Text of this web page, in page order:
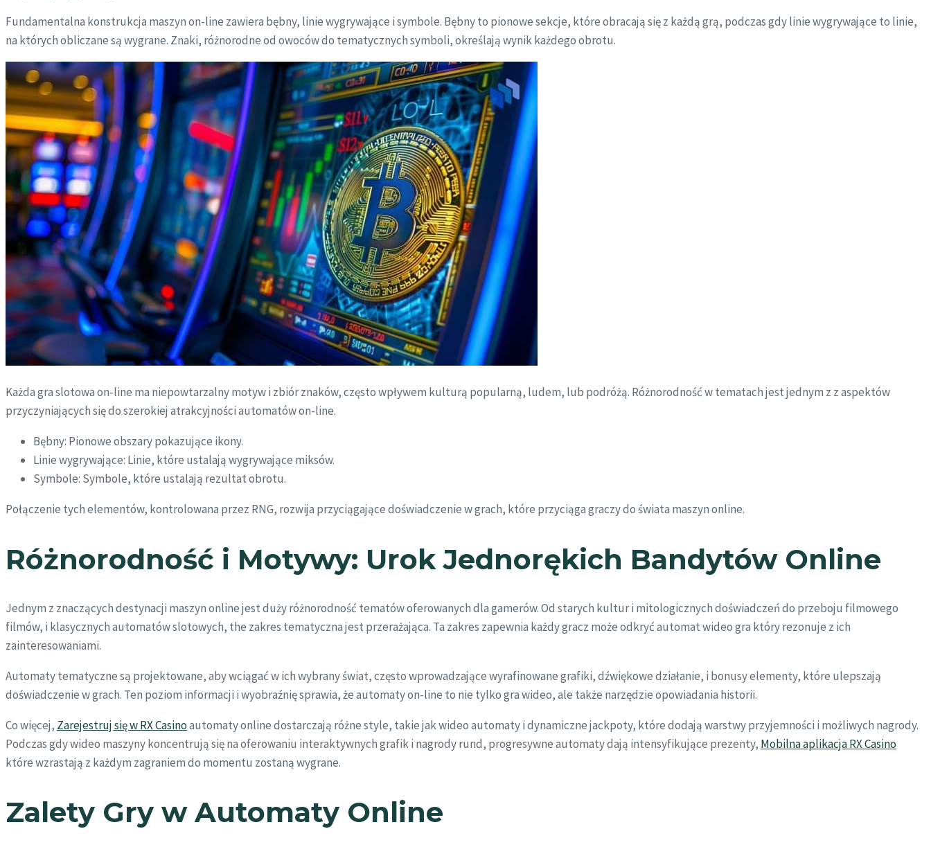
Fundamentalna konstrukcja maszyn on-line zawiera bębny, linie wygrywające i symbole. Bębny to pionowe sekcje, które obracają się z każdą grą, podczas gdy linie wygrywające to linie,
na których obliczane są wygrane. Znaki, różnorodne od owoców do tematycznych symboli, określają wynik każdego obrotu.
Każda gra slotowa on-line ma niepowtarzalny motyw i zbiór znaków, często wpływem kulturą popularną, ludem, lub podróżą. Różnorodność w tematach jest jednym z z aspektów
przyczyniających się do szerokiej atrakcyjności automatów on-line.
Bębny: Pionowe obszary pokazujące ikony.
Linie wygrywające: Linie, które ustalają wygrywające miksów.
Symbole: Symbole, które ustalają rezultat obrotu.
Połączenie tych elementów, kontrolowana przez RNG, rozwija przyciągające doświadczenie w grach, które przyciąga graczy do świata maszyn online.
Różnorodność i Motywy: Urok Jednorękich Bandytów Online
Jednym z znaczących destynacji maszyn online jest duży różnorodność tematów oferowanych dla gamerów. Od starych kultur i mitologicznych doświadczeń do przeboju filmowego
filmów, i klasycznych automatów slotowych, the zakres tematyczna jest przerażająca. Ta zakres zapewnia każdy gracz może odkryć automat wideo gra który rezonuje z ich
zainteresowaniami.
Automaty tematyczne są projektowane, aby wciągać w ich wybrany świat, często wprowadzające wyrafinowane grafiki, dźwiękowe działanie, i bonusy elementy, które ulepszają
doświadczenie w grach. Ten poziom informacji i wyobraźnię sprawia, że automaty on-line to nie tylko gra wideo, ale także narzędzie opowiadania historii.
Co więcej, Zarejestruj się w RX Casinoautomaty online dostarczają różne style, takie jak wideo automaty i dynamiczne jackpoty, które dodają warstwy przyjemności i możliwych nagrody.
Podczas gdy wideo maszyny koncentrują się na oferowaniu interaktywnych grafik i nagrody rund, progresywne automaty dają intensyfikujące prezenty, Mobilna aplikacja RX Casino
które wzrastają z każdym zagraniem do momentu zostaną wygrane.
Zalety Gry w Automaty Online